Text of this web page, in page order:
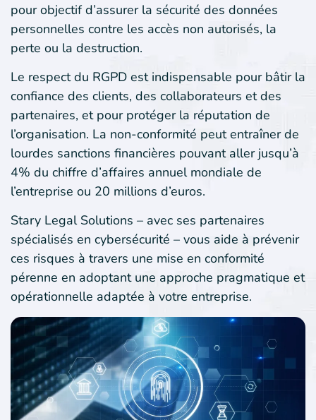
pour objectif d’assurer la sécurité des données
personnelles contre les accès non autorisés, la
perte ou la destruction.
Le respect du RGPD est indispensable pour bâtir la
confiance des clients, des collaborateurs et des
partenaires, et pour protéger la réputation de
l’organisation. La non-conformité peut entraîner de
lourdes sanctions financières pouvant aller jusqu’à
4% du chiffre d’affaires annuel mondiale de
l’entreprise ou 20 millions d’euros.
Stary Legal Solutions – avec ses partenaires
spécialisés en cybersécurité – vous aide à prévenir
ces risques à travers une mise en conformité
pérenne en adoptant une approche pragmatique et
opérationnelle adaptée à votre entreprise.